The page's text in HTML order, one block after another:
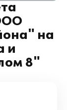
на
и
8"